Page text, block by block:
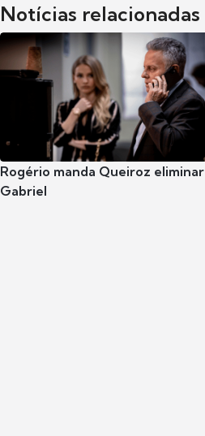
Notícias relacionadas
Rogério manda Queiroz eliminar
Gabriel